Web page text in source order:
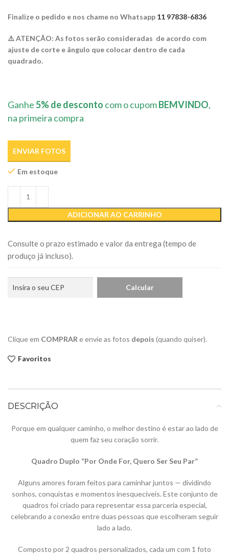
Finalize o pedido e nos chame no Whatsapp 11 97838-6836
⚠️ ATENÇÃO: As fotos serão consideradas de acordo com
ajuste de corte e ângulo que colocar dentro de cada
quadrado.
Ganhe5% de desconto com o cupomBEMVINDO,
na primeira compra
ENVIAR FOTOS
Em estoque
ADICIONAR AO CARRINHO
Consulte o prazo estimado e valor da entrega (tempo de
produço já incluso).
Clique em COMPRAR e envie as fotos depois (quando quiser).
Favoritos
DESCRIÇÃO
Porque em qualquer caminho, o melhor destino é estar ao lado de
quem faz seu coração sorrir.
Quadro Duplo “Por Onde For, Quero Ser Seu Par”
Alguns amores foram feitos para caminhar juntos — dividindo
sonhos, conquistas e momentos inesquecíveis. Este conjunto de
quadros foi criado para representar essa parceria especial,
celebrando a conexão entre duas pessoas que escolheram seguir
lado a lado.
Composto por 2 quadros personalizados, cada um com 1 foto